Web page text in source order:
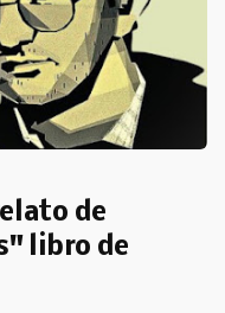
de
libro de